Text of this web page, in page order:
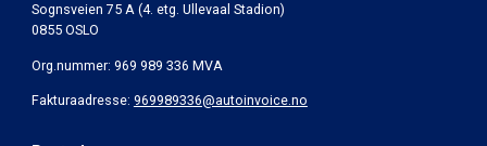
Sognsveien 75 A (4. etg. Ullevaal Stadion)
0855 OSLO
Org.nummer: 969 989 336 MVA
Fakturaadresse: 969989336@autoinvoice.no